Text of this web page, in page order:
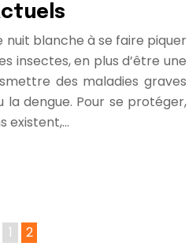
nuit blanche à se faire piquer
insectes, en plus d’être une
des maladies graves
dengue. Pour se protéger,
existent,…
1 2